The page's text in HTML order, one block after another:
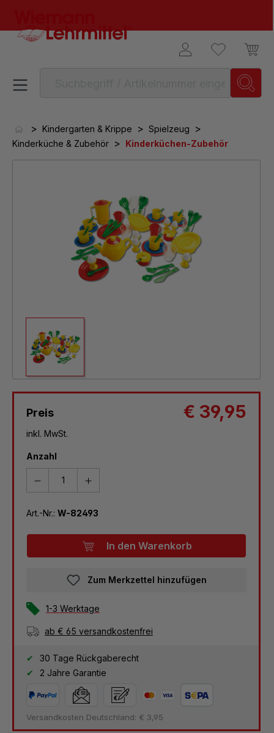
> Kindergarten & Krippe > Spielzeug >
Kinderküche & Zubehör > Kinderküchen-Zubehör
Preis € 39,95
inkl. MwSt.
Anzahl
Art.-Nr.: W-82493
In den Warenkorb
Zum Merkzettel hinzufügen
1-3 Werktage
ab € 65 versandkostenfrei
30 Tage Rückgaberecht
2 Jahre Garantie
Versandkosten Deutschland: € 3,95